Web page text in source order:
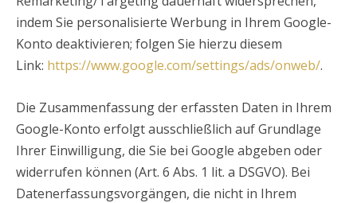
indem Sie personalisierte Werbung in Ihrem Google-
Konto deaktivieren; folgen Sie hierzu diesem
Link: https://www.google.com/settings/ads/onweb/.
Die Zusammenfassung der erfassten Daten in Ihrem
Google-Konto erfolgt ausschließlich auf Grundlage
Ihrer Einwilligung, die Sie bei Google abgeben oder
widerrufen können (Art. 6 Abs. 1 lit. a DSGVO). Bei
Datenerfassungsvorgängen, die nicht in Ihrem